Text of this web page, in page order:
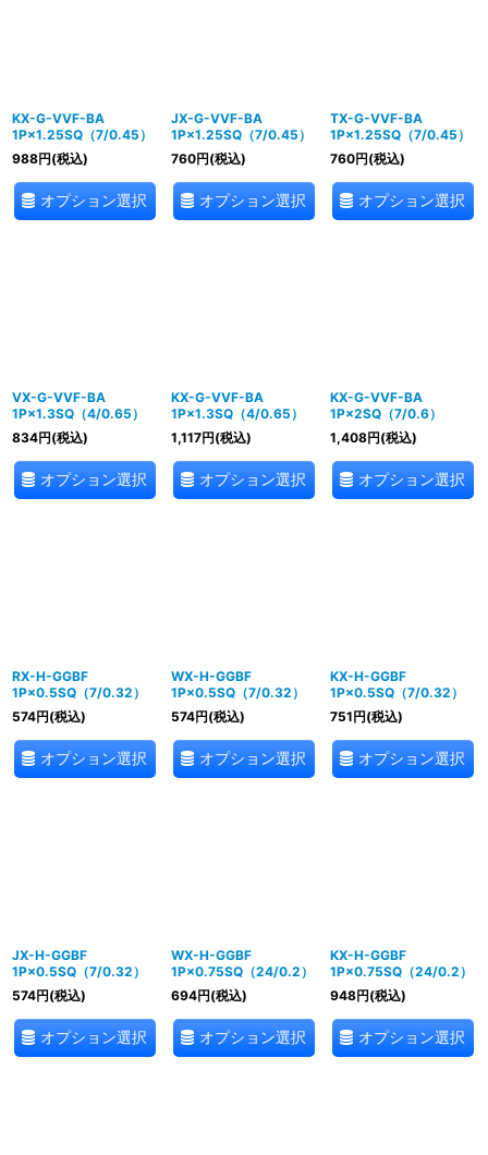
KX-G-VVF-BA
1P×1.25SQ（7/0.45）
988円(税込)
オプション選択
JX-G-VVF-BA
1P×1.25SQ（7/0.45）
760円(税込)
オプション選択
TX-G-VVF-BA
1P×1.25SQ（7/0.45）
760円(税込)
オプション選択
VX-G-VVF-BA
1P×1.3SQ（4/0.65）
834円(税込)
オプション選択
KX-G-VVF-BA
1P×1.3SQ（4/0.65）
1,117円(税込)
オプション選択
KX-G-VVF-BA
1P×2SQ（7/0.6）
1,408円(税込)
オプション選択
RX-H-GGBF
1P×0.5SQ（7/0.32）
574円(税込)
オプション選択
WX-H-GGBF
1P×0.5SQ（7/0.32）
574円(税込)
オプション選択
KX-H-GGBF
1P×0.5SQ（7/0.32）
751円(税込)
オプション選択
JX-H-GGBF
1P×0.5SQ（7/0.32）
574円(税込)
オプション選択
WX-H-GGBF
1P×0.75SQ（24/0.2）
694円(税込)
オプション選択
KX-H-GGBF
1P×0.75SQ（24/0.2）
948円(税込)
オプション選択